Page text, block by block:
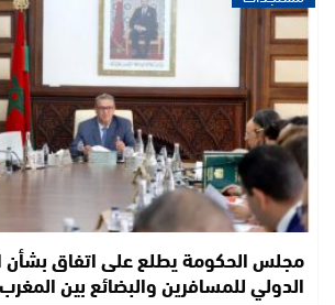
مجلس الحكومة يطلع على اتفاق بشأن
الدولي للمسافرين والبضائع بين